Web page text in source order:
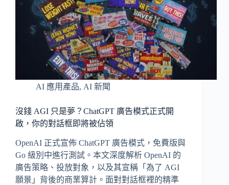
AI 應用產品, AI 新聞
沒錢 AGI 只是夢？ChatGPT 廣告模式正式開
啟，你的對話框即將被佔領
OpenAI 正式宣佈 ChatGPT 廣告模式，免費版與
Go 級別中進行測試。本文深度解析 OpenAI 的
廣告策略、投放對象，以及其宣稱「為了 AGI
願景」背後的商業算計。面對對話框裡的精準